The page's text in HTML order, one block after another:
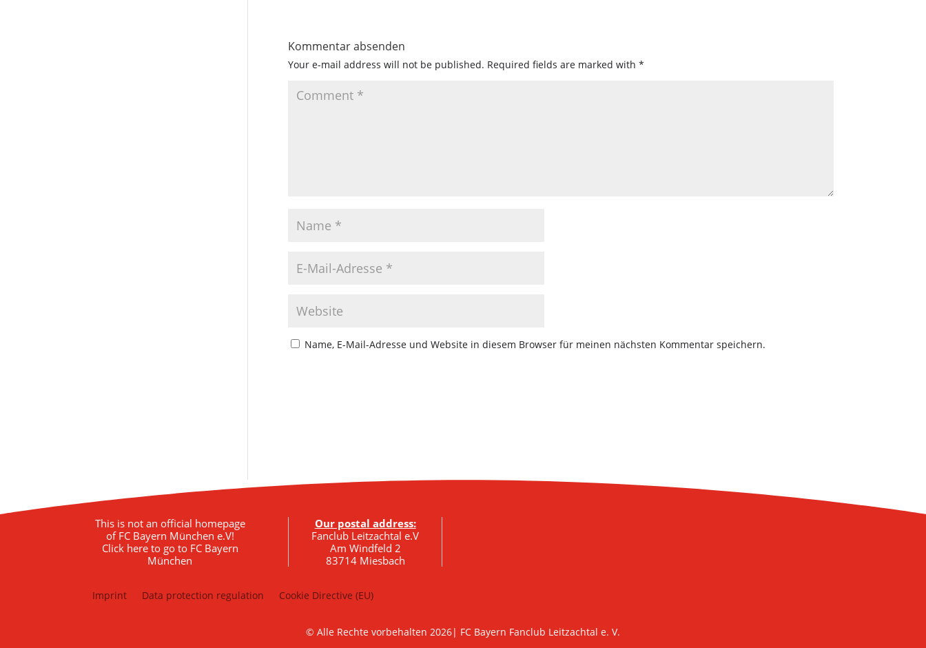
Kommentar absenden
Your e-mail address will not be published. Required fields are marked with *
Name, E-Mail-Adresse und Website in diesem Browser für meinen nächsten Kommentar speichern.
This is not an official homepage
of FC Bayern München e.V!
Click here to go to FC Bayern
München
Our postal address:
Fanclub Leitzachtal e.V
Am Windfeld 2
83714 Miesbach
Imprint Data protection regulation Cookie Directive (EU)
© Alle Rechte vorbehalten 2026| FC Bayern Fanclub Leitzachtal e. V.